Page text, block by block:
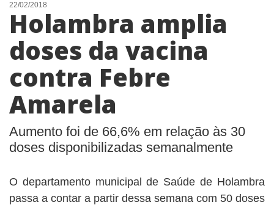
NOTÍCIAS
LISTA DIGITAL
TELEFONES ÚTEIS
ANUNCIE
BUSCAR
22/02/2018
Holambra amplia
doses da vacina
contra Febre
Amarela
Aumento foi de 66,6% em relação às 30
doses disponibilizadas semanalmente
O departamento municipal de Saúde de Holambra
passa a contar a partir dessa semana com 50 doses